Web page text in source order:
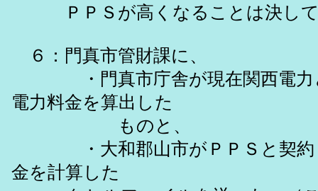
ＰＰＳが高くなることは決して
６：門真市管財課に、
・門真市庁舎が現在関西電力と
電力料金を算出した
ものと、
・大和郡山市がＰＰＳと契約し
金を計算した